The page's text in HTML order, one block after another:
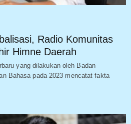
Radio Komunitas
Himne Daerah
yang dilakukan oleh Badan
Bahasa pada 2023 mencatat fakta